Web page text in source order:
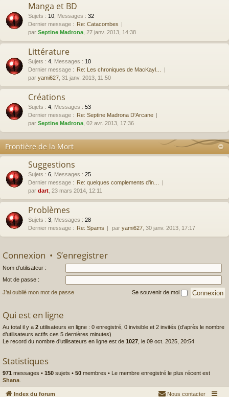
Manga et BD
Sujets : 10 Messages : 32
Dernier message : Re: Catacombes
par Septine Madrona , 27 janv. 2013, 14:38
Littérature
Sujets : 4 Messages : 10
Dernier message : Re: Les chroniques de MacKayl…
par yami627 , 31 janv. 2013, 11:50
Créations
Sujets : 4 Messages : 53
Dernier message : Re: Septine Madrona D'Arcane
par Septine Madrona , 02 avr. 2013, 17:36
Frontière de la Mort
Suggestions
Sujets : 6 Messages : 25
Dernier message : Re: quelques complements d'in…
par dart , 23 mars 2014, 12:11
Problèmes
Sujets : 3 Messages : 28
Dernier message : Re: Spams par yami627 , 30 janv. 2013, 17:17
Connexion • S’enregistrer
Nom d’utilisateur :
Mot de passe :
J’ai oublié mon mot de passe Se souvenir de moi
Qui est en ligne
Au total il y a 2 utilisateurs en ligne : 0 enregistré, 0 invisible et 2 invités (d’après le nombre
d’utilisateurs actifs ces 5 dernières minutes)
Le record du nombre d’utilisateurs en ligne est de 1027, le 09 oct. 2025, 20:54
Statistiques
971 messages • 150 sujets • 50 membres • Le membre enregistré le plus récent est
Shana.
Index du forum Nous contacter